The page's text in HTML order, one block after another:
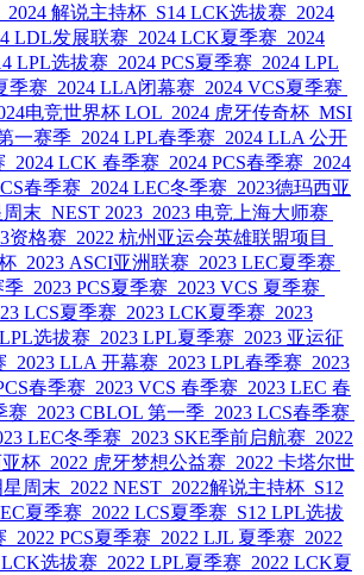
2024 解说主持杯 S14 LCK选拔赛 2024
LDL发展联赛 2024 LCK夏季赛 2024
LPL选拔赛 2024 PCS夏季赛 2024 LPL
季赛 2024 LLA闭幕赛 2024 VCS夏季赛
电竞世界杯 LOL 2024 虎牙传奇杯 MSI
一赛季 2024 LPL春季赛 2024 LLA 公开
2024 LCK 春季赛 2024 PCS春季赛 2024
春季赛 2024 LEC冬季赛 2023德玛西亚
周末 NEST 2023 2023 电竞上海大师赛
资格赛 2022 杭州亚运会英雄联盟项目
2023 ASCI亚洲联赛 2023 LEC夏季赛
季 2023 PCS夏季赛 2023 VCS 夏季赛
LCS夏季赛 2023 LCK夏季赛 2023
选拔赛 2023 LPL夏季赛 2023 亚运征
2023 LLA 开幕赛 2023 LPL春季赛 2023
春季赛 2023 VCS 春季赛 2023 LEC 春
赛 2023 CBLOL 第一季 2023 LCS春季赛
LEC冬季赛 2023 SKE季前启航赛 2022
亚杯 2022 虎牙梦想公益赛 2022 卡塔尔世
星周末 2022 NEST 2022解说主持杯 S12
夏季赛 2022 LCS夏季赛 S12 LPL选拔
2022 PCS夏季赛 2022 LJL 夏季赛 2022
LCK选拔赛 2022 LPL夏季赛 2022 LCK夏